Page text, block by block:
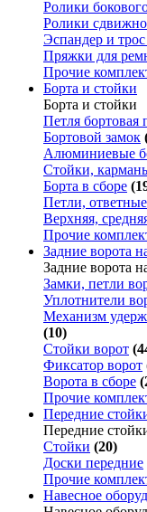
Ролики
Ролики
Эспандер и трос
Пряжки для
Прочие
Борта и стойки
Борта и стойки
Петля бортовая
Бортовой замок
Алюминиевые
Стойки,
Борта в сборе
Петли,
Верхняя,
Прочие
Задние ворота
Задние ворота
Замки, петли
Уплотнители
Механизм
(10)
Стойки ворот
Фиксатор ворот
Ворота в сборе
Прочие
Передние
Передние
Стойки (20)
Доски передние
Прочие
Навесное